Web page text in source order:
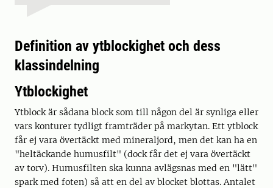
Definition av ytblockighet och dess
klassindelning
Ytblockighet
Ytblock är sådana block som till någon del är synliga eller
vars konturer tydligt framträder på markytan. Ett ytblock
får ej vara övertäckt med mineraljord, men det kan ha en
"heltäckande humusfilt" (dock får det ej vara övertäckt
av torv). Humusfilten ska kunna avlägsnas med en "lätt"
spark med foten) så att en del av blocket blottas. Antalet